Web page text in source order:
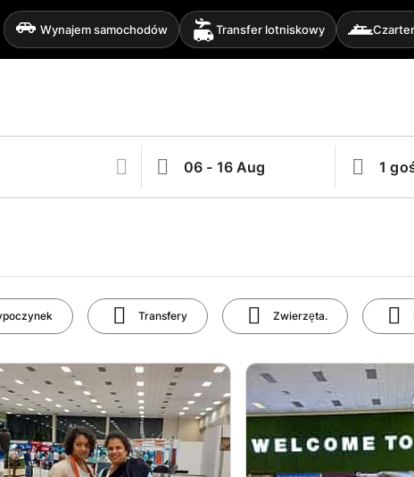
Wynajem samochodów Transfer lotniskowy
Transfery Zwierzęta.